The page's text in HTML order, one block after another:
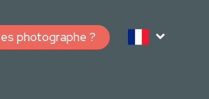
photographe ?